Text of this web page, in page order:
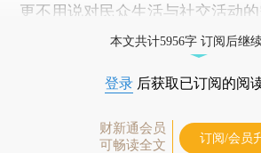
更不用说对民众生活与社交活动的
本文共计5956字 订阅后继
登录 后获取已订阅的阅
财新通会员
可畅读全文
订阅/会员